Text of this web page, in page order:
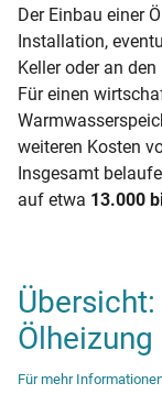
Der Einbau einer
Installation,
Keller oder an
Für einen
weiteren Kosten
Insgesamt
auf etwa 13.000
Ölheizung
Für mehr